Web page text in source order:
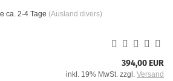
ca. 2-4 Tage (Ausland divers)
394,00 EUR
inkl. 19% MwSt. zzgl. Versand